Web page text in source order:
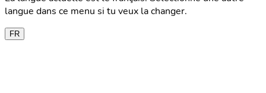
langue dans ce menu si tu veux la changer.
FR